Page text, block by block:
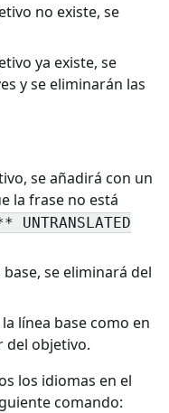
no existe, se
ya existe, se
y se eliminarán las
se añadirá con un
la frase no está
UNTRANSLATED
se eliminará del
línea base como en
del objetivo.
los idiomas en el
comando: